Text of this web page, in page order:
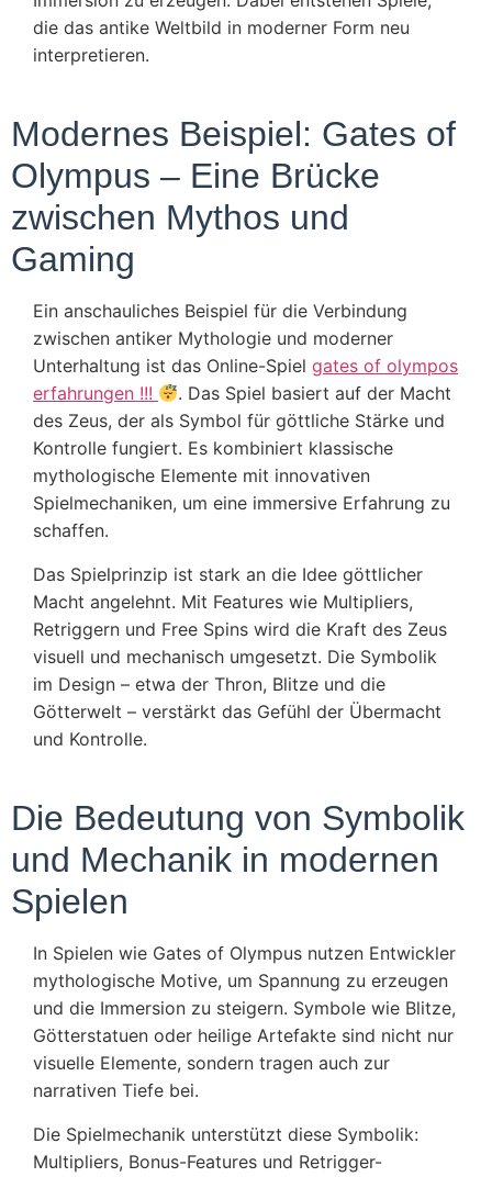
die das antike Weltbild in moderner Form neu
interpretieren.
Modernes Beispiel: Gates of
Olympus – Eine Brücke
zwischen Mythos und
Gaming
Ein anschauliches Beispiel für die Verbindung
zwischen antiker Mythologie und moderner
Unterhaltung ist das Online-Spiel gates of olympos
erfahrungen !!!
. Das Spiel basiert auf der Macht
des Zeus, der als Symbol für göttliche Stärke und
Kontrolle fungiert. Es kombiniert klassische
mythologische Elemente mit innovativen
Spielmechaniken, um eine immersive Erfahrung zu
schaffen.
Das Spielprinzip ist stark an die Idee göttlicher
Macht angelehnt. Mit Features wie Multipliers,
Retriggern und Free Spins wird die Kraft des Zeus
visuell und mechanisch umgesetzt. Die Symbolik
im Design – etwa der Thron, Blitze und die
Götterwelt – verstärkt das Gefühl der Übermacht
und Kontrolle.
Die Bedeutung von Symbolik
und Mechanik in modernen
Spielen
In Spielen wie Gates of Olympus nutzen Entwickler
mythologische Motive, um Spannung zu erzeugen
und die Immersion zu steigern. Symbole wie Blitze,
Götterstatuen oder heilige Artefakte sind nicht nur
visuelle Elemente, sondern tragen auch zur
narrativen Tiefe bei.
Die Spielmechanik unterstützt diese Symbolik:
Multipliers, Bonus-Features und Retrigger-